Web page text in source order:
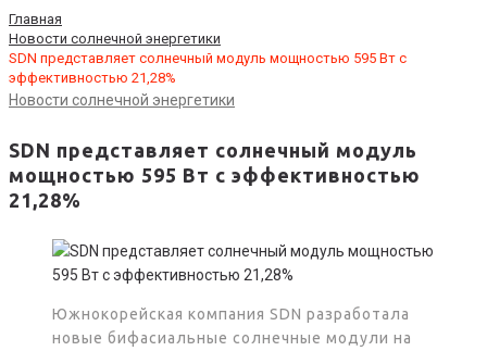
Главная
Новости солнечной энергетики
SDN представляет солнечный модуль мощностью 595 Вт с
эффективностью 21,28%
Новости солнечной энергетики
SDN представляет солнечный модуль
мощностью 595 Вт с эффективностью
21,28%
Южнокорейская компания SDN разработала
новые бифасиальные солнечные модули на